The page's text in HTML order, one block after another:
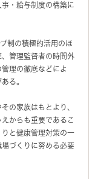
・給与制度の構築に
制の積極的活用のほ
管理監督者の時間外
理の徹底などによ
る。
の家族はもとより、
からも重要であるこ
と健康管理対策の一
づくりに努める必要